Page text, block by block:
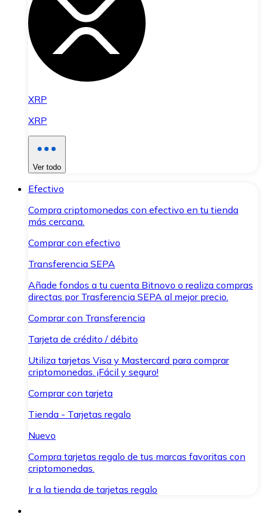
XRP
XRP
Ver todo
Efectivo
Compra criptomonedas con efectivo en tu tienda
más cercana.
Comprar con efectivo
Transferencia SEPA
Añade fondos a tu cuenta Bitnovo o realiza compras
directas por Trasferencia SEPA al mejor precio.
Comprar con Transferencia
Tarjeta de crédito / débito
Utiliza tarjetas Visa y Mastercard para comprar
criptomonedas. ¡Fácil y seguro!
Comprar con tarjeta
Tienda - Tarjetas regalo
Nuevo
Compra tarjetas regalo de tus marcas favoritas con
criptomonedas.
Ir a la tienda de tarjetas regalo